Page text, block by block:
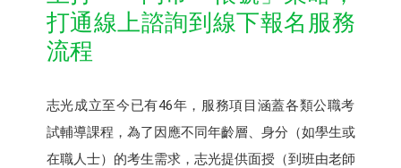
打通線上諮詢到線下報名服務
流程
志光成立至今已有46年，服務項目涵蓋各類公職考
試輔導課程，為了因應不同年齡層、身分（如學生或
在職人士）的考生需求，志光提供面授（到班由老師